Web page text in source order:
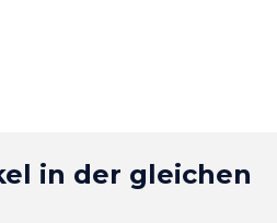
in der gleichen